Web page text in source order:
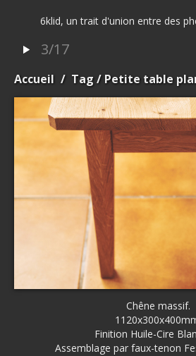
6klid, un trait d'union entre des
3/17
Accueil / Tag / Petite table
Chêne massif.
Finition Huile-Cire
Assemblage par faux-tenon